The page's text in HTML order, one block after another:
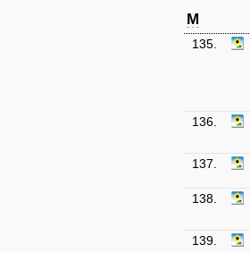
M
135.
136.
137.
138.
139.